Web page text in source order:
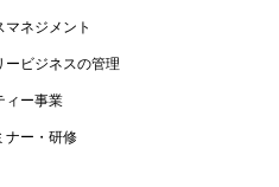
マネジメント
ービジネスの管理
ィー事業
ナー・研修